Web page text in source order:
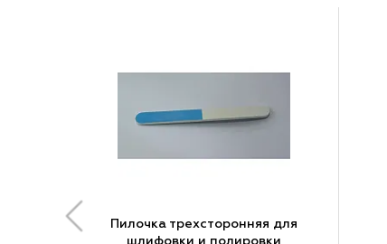
Пилочка трехсторонняя для
шлифовки и полировки